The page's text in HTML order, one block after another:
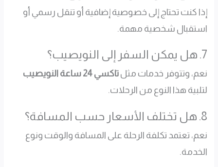
إذا كنت تحتاج إلى خصوصية إضافية أو تنقل رسمي أو
استقبال شخصية مهمة.
7. هل يمكن السفر إلى النويصيب؟
نعم، وتتوفر خدمات مثلتاكسي 24 ساعة النويصيب
لتلبية هذا النوع من الرحلات.
8. هل تختلف الأسعار حسب المسافة؟
نعم، تعتمد تكلفة الرحلة على المسافة والوقت ونوع
الخدمة.